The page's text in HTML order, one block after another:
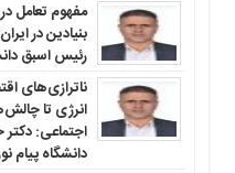
مفهوم تعامل
بنیادین در
رئیس اسبق
ناترازی‌های
انرژی تا
اجتماعی:
دانشگاه پیام